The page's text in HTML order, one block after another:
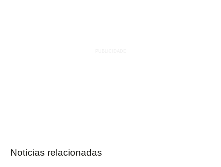
Notícias relacionadas